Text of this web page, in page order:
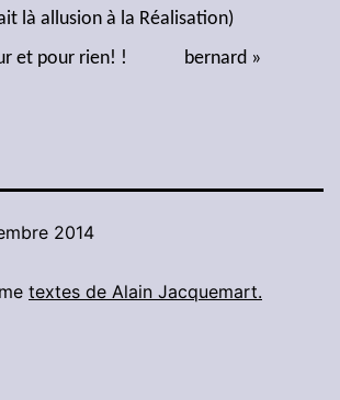
là allusion à la Réalisation)
et pour rien! ! bernard »
2014
textes de Alain Jacquemart.